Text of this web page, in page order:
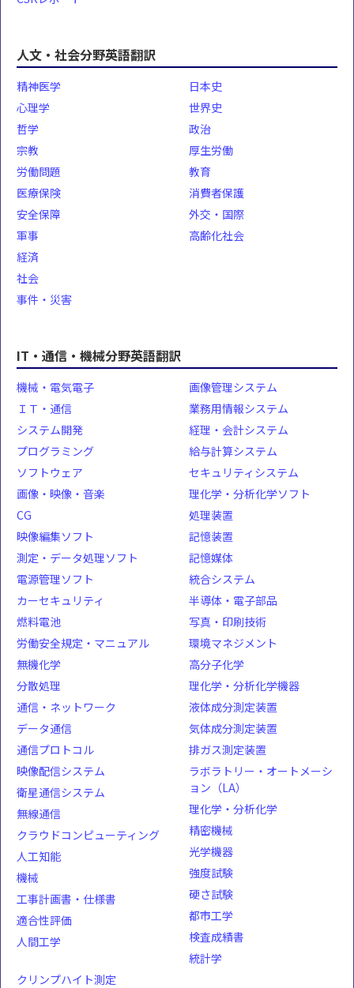
人文・社会分野英語翻訳
精神医学
心理学
哲学
宗教
日本史
世界史
政治
厚生労働
労働問題
医療保険
安全保障
軍事
教育
消費者保護
外交・国際
高齢化社会
経済
社会
事件・災害
IT・通信・機械分野英語翻訳
機械・電気電子
ＩＴ・通信
システム開発
プログラミング
ソフトウェア
画像・映像・音楽
CG
映像編集ソフト
測定・データ処理ソフト
電源管理ソフト
カーセキュリティ
燃料電池
労働安全規定・マニュアル
無機化学
画像管理システム
業務用情報システム
経理・会計システム
給与計算システム
セキュリティシステム
理化学・分析化学ソフト
処理装置
記憶装置
記憶媒体
統合システム
半導体・電子部品
写真・印刷技術
環境マネジメント
高分子化学
分散処理
通信・ネットワーク
データ通信
通信プロトコル
映像配信システム
衛星通信システム
無線通信
クラウドコンピューティング
人工知能
機械
工事計画書・仕様書
適合性評価
人間工学
理化学・分析化学機器
液体成分測定装置
気体成分測定装置
排ガス測定装置
ラボラトリー・オートメーシ
ョン（LA）
理化学・分析化学
精密機械
光学機器
強度試験
硬さ試験
都市工学
検査成績書
統計学
クリンプハイト測定